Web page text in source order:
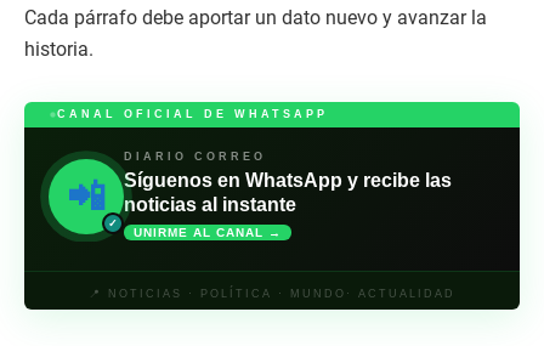
Cada párrafo debe aportar un dato nuevo y avanzar la
historia.
CANAL OFICIAL DE WHATSAPP
📲
✓
DIARIO CORREO
Síguenos en WhatsApp y recibe las
noticias al instante
UNIRME AL CANAL →
📍 NOTICIAS · POLÍTICA · MUNDO· ACTUALIDAD